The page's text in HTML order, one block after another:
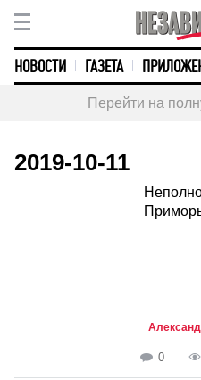
НОВОСТИ ГАЗЕТА
Перейти на
2019-10-11
0